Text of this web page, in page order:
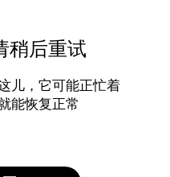
稍后重试
儿，它可能正忙着
能恢复正常